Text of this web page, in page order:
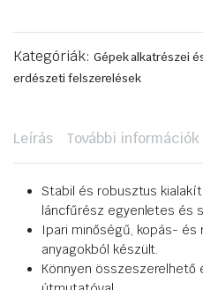
Kategóriák: Gépek alkatrészei
erdészeti felszerelések
Leírás További információk
Stabil és robusztus
láncfűrész egyenletes és
Ipari minőségű, kopás- és
anyagokból készült.
Könnyen